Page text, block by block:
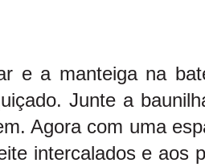
e a manteiga na
Junte a
Agora com uma
intercalados e aos